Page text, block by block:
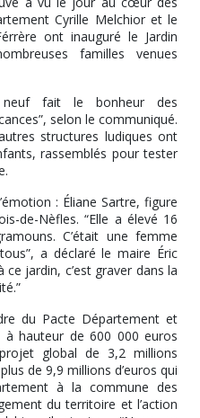
Cyrille Melchior et le
ont inauguré le Jardin
familles venues
neuf fait le bonheur des
selon le communiqué.
structures ludiques ont
rassemblés pour tester
: Éliane Sartre, figure
de-Nèfles. “Elle a élevé 16
C’était une femme
a déclaré le maire Éric
jardin, c’est graver dans la
du Pacte Département et
à hauteur de 600 000 euros
global de 3,2 millions
de 9,9 millions d’euros qui
à la commune des
du territoire et l’action